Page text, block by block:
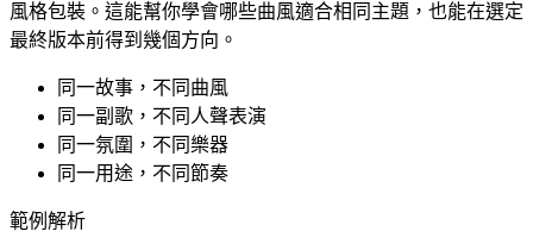
風格包裝。這能幫你學會哪些曲風適合相同主題，也能在選定
最終版本前得到幾個方向。
同一故事，不同曲風
同一副歌，不同人聲表演
同一氛圍，不同樂器
同一用途，不同節奏
範例解析